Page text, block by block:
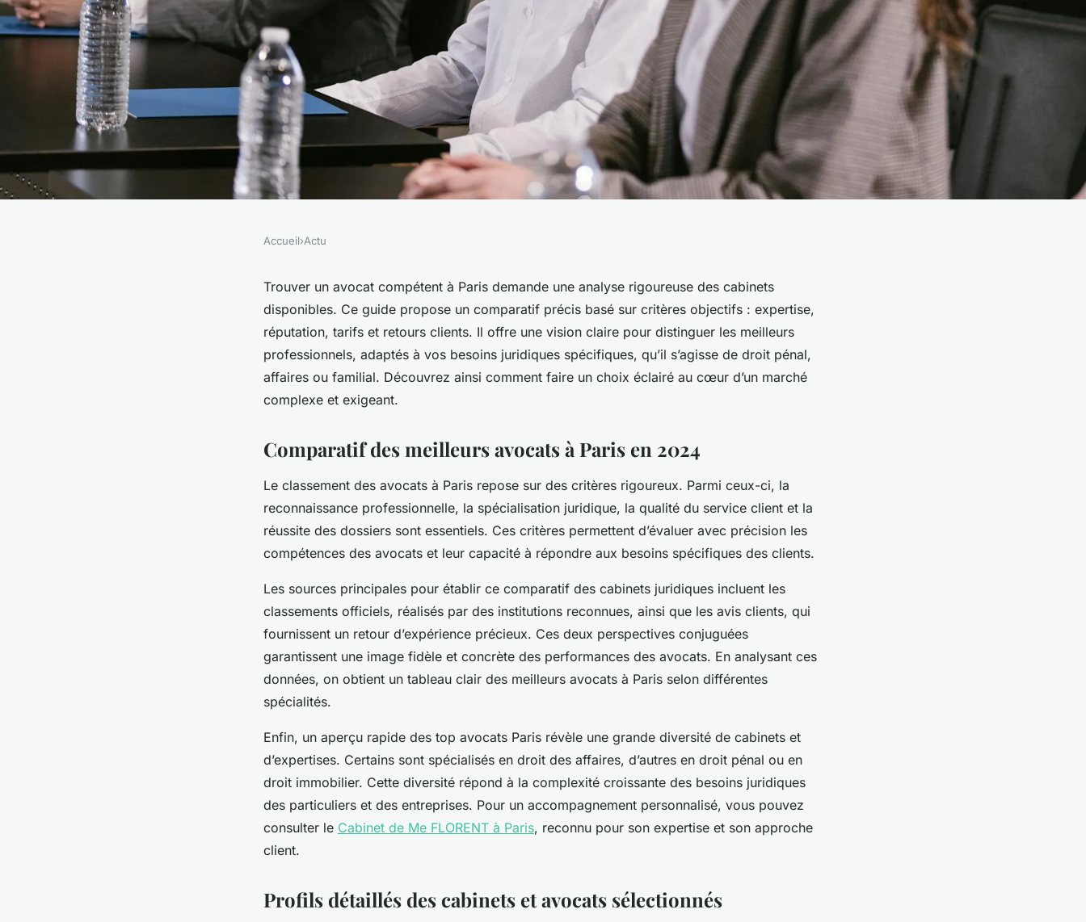
Top avocats à paris : découvrez notre
comparatif détaillé
Accueil›Actu
Trouver un avocat compétent à Paris demande une analyse rigoureuse des cabinets
disponibles. Ce guide propose un comparatif précis basé sur critères objectifs : expertise,
réputation, tarifs et retours clients. Il offre une vision claire pour distinguer les meilleurs
professionnels, adaptés à vos besoins juridiques spécifiques, qu’il s’agisse de droit pénal,
affaires ou familial. Découvrez ainsi comment faire un choix éclairé au cœur d’un marché
complexe et exigeant.
Comparatif des meilleurs avocats à Paris en 2024
Le classement des avocats à Paris repose sur des critères rigoureux. Parmi ceux-ci, la
reconnaissance professionnelle, la spécialisation juridique, la qualité du service client et la
réussite des dossiers sont essentiels. Ces critères permettent d’évaluer avec précision les
compétences des avocats et leur capacité à répondre aux besoins spécifiques des clients.
Les sources principales pour établir ce comparatif des cabinets juridiques incluent les
classements officiels, réalisés par des institutions reconnues, ainsi que les avis clients, qui
fournissent un retour d’expérience précieux. Ces deux perspectives conjuguées
garantissent une image fidèle et concrète des performances des avocats. En analysant ces
données, on obtient un tableau clair des meilleurs avocats à Paris selon différentes
spécialités.
Enfin, un aperçu rapide des top avocats Paris révèle une grande diversité de cabinets et
d’expertises. Certains sont spécialisés en droit des affaires, d’autres en droit pénal ou en
droit immobilier. Cette diversité répond à la complexité croissante des besoins juridiques
des particuliers et des entreprises. Pour un accompagnement personnalisé, vous pouvez
consulter le Cabinet de Me FLORENT à Paris, reconnu pour son expertise et son approche
client.
Profils détaillés des cabinets et avocats sélectionnés